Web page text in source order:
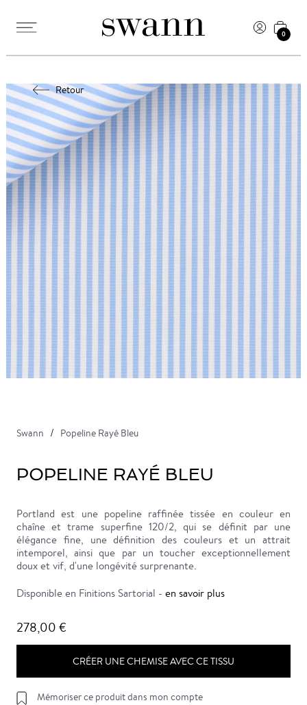
0
Retour
Swann Popeline Rayé Bleu
POPELINE RAYÉ BLEU
Portland est une popeline raffinée tissée en couleur en
chaîne et trame superfine 120/2, qui se définit par une
élégance fine, une définition des couleurs et un attrait
intemporel, ainsi que par un toucher exceptionnellement
doux et vif, d'une longévité surprenante.
Disponible en Finitions Sartorial - en savoir plus
278,00 €
CRÉER UNE CHEMISE AVEC CE TISSU
Mémoriser ce produit dans mon compte